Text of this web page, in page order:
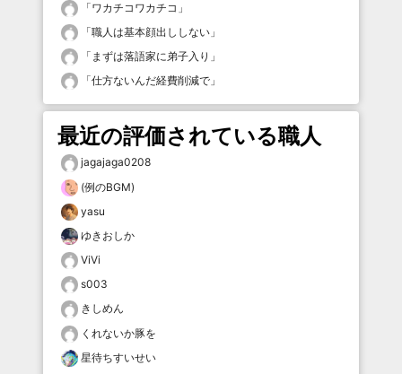
「ワカチコワカチコ 」
「職人は基本顔出ししない 」
「 まずは落語家に弟子入り 」
「仕方ないんだ経費削減で 」
最近の評価されている職人
jagajaga0208
(例のBGM)
yasu
ゆきおしか
ViVi
s003
きしめん
くれないか豚を
星待ちすいせい